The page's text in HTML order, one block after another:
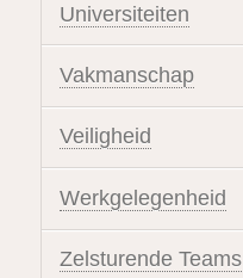
Universiteiten
Vakmanschap
Veiligheid
Werkgelegenheid
Zelsturende Teams